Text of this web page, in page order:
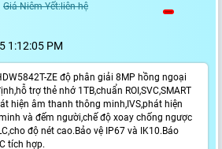
Giá Niêm Yết:liên hệ
1:12:05 PM
ZE độ phân giải 8MP hồng ngoại
trợ thẻ nhớ 1TB,chuẩn ROI,SVC,SMART
hiện âm thanh thông minh,IVS,phát hiện
và đếm người,chế độ xoay chống ngược
độ nét cao.Bảo vệ IP67 và IK10.Báo
tích hợp.